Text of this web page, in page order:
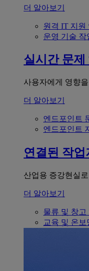
더 알아보기
원격 IT 지원
운영 기술 작
실시간 문제
사용자에게 영향
더 알아보기
엔드포인트
엔드포인트
연결된 작업
산업용 증강현실
더 알아보기
물류 및 창고
교육 및 온보